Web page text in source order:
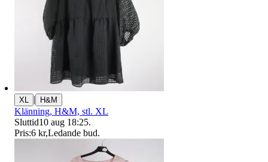
XL | H&M
Klänning, H&M, stl. XL
Sluttid10 aug 18:25.
Pris:6 kr,Ledande bud.